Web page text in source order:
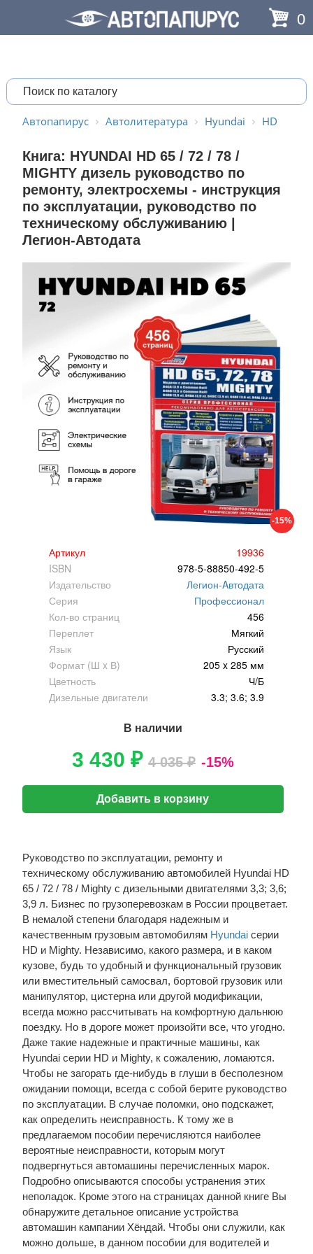
0
Автопапирус Автолитература Hyundai HD
Книга: HYUNDAI HD 65 / 72 / 78 /
MIGHTY дизель руководство по
ремонту, электросхемы - инструкция
по эксплуатации, руководство по
техническому обслуживанию |
Легион-Aвтодата
-15%
Артикул
19936
ISBN
978-5-88850-492-5
Издательство
Легион-Aвтодата
Серия
Профессионал
Кол-во страниц
456
Переплет
Мягкий
Язык
Русский
Формат (Ш x В)
205 x 285 мм
Цветность
Ч/Б
Дизельные двигатели
3.3; 3.6; 3.9
В наличии
3 430 ₽ 4 035 ₽ -15%
Добавить в корзину
Руководство по эксплуатации, ремонту и
техническому обслуживанию автомобилей Hyundai HD
65 / 72 / 78 / Mighty с дизельными двигателями 3,3; 3,6;
3,9 л. Бизнес по грузоперевозкам в России процветает.
В немалой степени благодаря надежным и
качественным грузовым автомобилям Hyundaiсерии
HD и Mighty. Независимо, какого размера, и в каком
кузове, будь то удобный и функциональный грузовик
или вместительный самосвал, бортовой грузовик или
манипулятор, цистерна или другой модификации,
всегда можно рассчитывать на комфортную дальнюю
поездку. Но в дороге может произойти все, что угодно.
Даже такие надежные и практичные машины, как
Hyundai серии HD и Mighty, к сожалению, ломаются.
Чтобы не загорать где-нибудь в глуши в бесполезном
ожидании помощи, всегда с собой берите руководство
по эксплуатации. В случае поломки, оно подскажет,
как определить неисправность. К тому же в
предлагаемом пособии перечисляются наиболее
вероятные неисправности, которым могут
подвергнуться автомашины перечисленных марок.
Подробно описываются способы устранения этих
неполадок. Кроме этого на страницах данной книге Вы
обнаружите детальное описание устройства
автомашин кампании Хёндай. Чтобы они служили, как
можно дольше, в данном пособии для водителей и